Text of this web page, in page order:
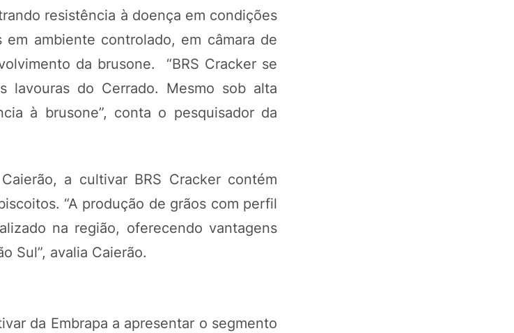
resistência à doença em condições
ambiente controlado, em câmara de
da brusone. “BRS Cracker se
lavouras do Cerrado. Mesmo sob alta
à brusone”, conta o pesquisador da
a cultivar BRS Cracker contém
“A produção de grãos com perfil
na região, oferecendo vantagens
Sul”, avalia Caierão.
da Embrapa a apresentar o segmento